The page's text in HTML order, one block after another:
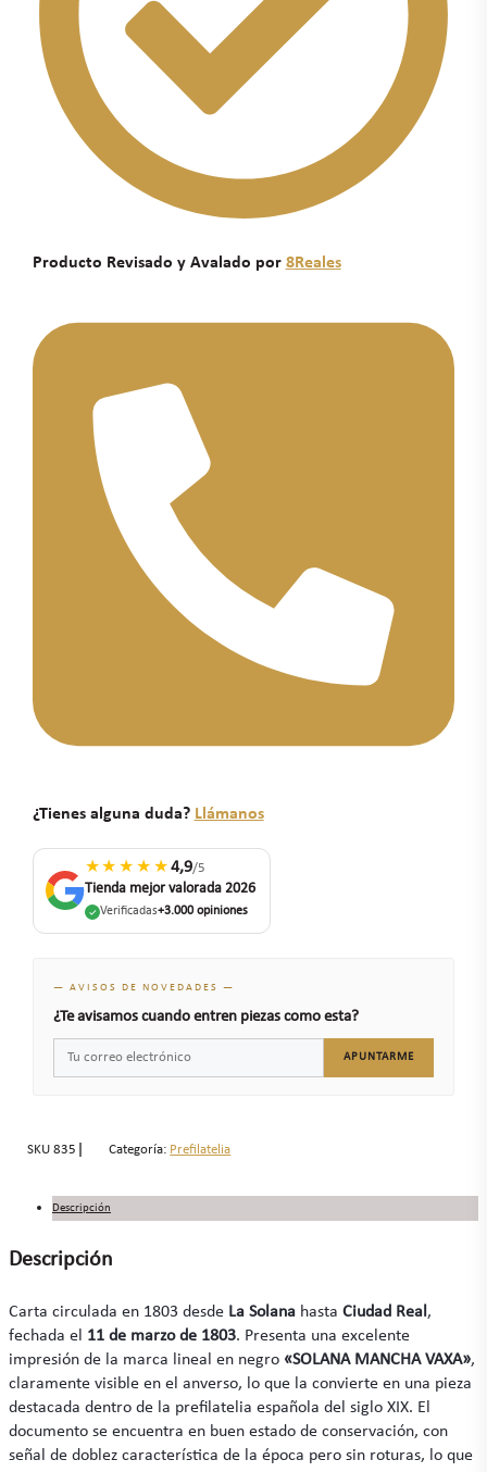
Producto Revisado y Avalado por 8Reales
¿Tienes alguna duda? Llámanos
★★★★★4,9/5
Tienda mejor valorada 2026
Verificadas+3.000 opiniones
— AVISOS DE NOVEDADES —
¿Te avisamos cuando entren piezas como esta?
APUNTARME
SKU835 Categoría: Prefilatelia
Descripción
Descripción
Carta circulada en 1803 desde La Solana hasta Ciudad Real ,
fechada el 11 de marzo de 1803. Presenta una excelente
impresión de la marca lineal en negro «SOLANA MANCHA VAXA»,
claramente visible en el anverso, lo que la convierte en una pieza
destacada dentro de la prefilatelia española del siglo XIX. El
documento se encuentra en buen estado de conservación, con
señal de doblez característica de la época pero sin roturas, lo que